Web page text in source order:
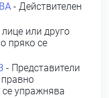
- Действителен
или друго
пряко се
- Представители
се упражнява